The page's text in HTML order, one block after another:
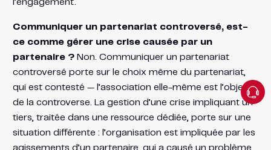
l’engagement.
Communiquer un partenariat controversé, est-
ce comme gérer une crise causée par un
partenaire ?Non. Communiquer un partenariat
controversé porte sur le choix même du partenariat,
qui est contesté — l’association elle-même est l’objet
de la controverse. La gestion d’une crise impliquant un
tiers, traitée dans une ressource dédiée, porte sur une
situation différente : l’organisation est impliquée par les
agissements d’un partenaire, qui a causé un problème.